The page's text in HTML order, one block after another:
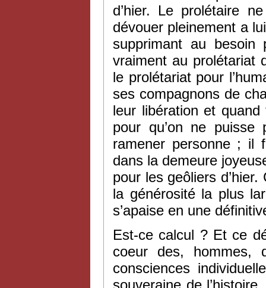
d’hier. Le prolétaire
dévouer pleinement a
supprimant au
vraiment au prolétariat
le prolétariat pour
ses compagnons de
leur libération et
pour qu’on ne puisse
ramener personne ; il
dans la demeure
pour les geôliers
la générosité la plus
s’apaise en une
Est-ce calcul ? Et ce
coeur des, hommes,
consciences
souveraine de